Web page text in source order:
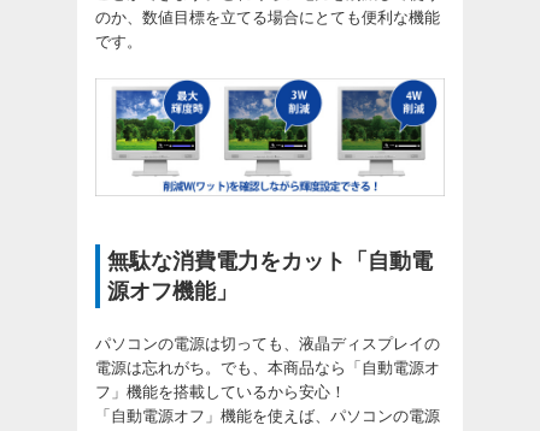
のか、数値目標を立てる場合にとても便利な機能
です。
無駄な消費電力をカット「自動電
源オフ機能」
パソコンの電源は切っても、液晶ディスプレイの
電源は忘れがち。でも、本商品なら「自動電源オ
フ」機能を搭載しているから安心！
「自動電源オフ」機能を使えば、パソコンの電源